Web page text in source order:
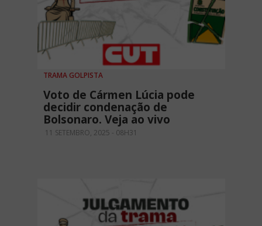
TRAMA GOLPISTA
Voto de Cármen Lúcia pode
decidir condenação de
Bolsonaro. Veja ao vivo
11 SETEMBRO, 2025 - 08H31